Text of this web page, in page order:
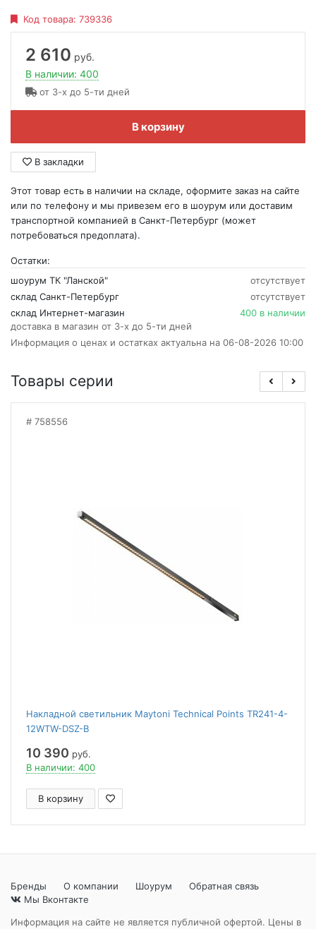
Код товара: 739336
2 610 руб.
В наличии: 400
от 3-х до 5-ти дней
В корзину
В закладки
Этот товар есть в наличии на складе, оформите заказ на сайте
или по телефону и мы привезем его в шоурум или доставим
транспортной компанией в Санкт-Петербург (может
потребоваться предоплата).
Остатки:
шоурум ТК "Ланской"
отсутствует
склад Санкт-Петербург
отсутствует
склад Интернет-магазин
400 в наличии
доставка в магазин от 3-х до 5-ти дней
Информация о ценах и остатках актуальна на 06-08-2026 10:00
Товары серии
758556
Накладной светильник Maytoni Technical Points TR241-4-
12WTW-DSZ-B
10 390 руб.
В наличии: 400
В корзину
Бренды О компании Шоурум
Обратная связь
Мы Вконтакте
Информация на сайте не является публичной офертой. Цены в